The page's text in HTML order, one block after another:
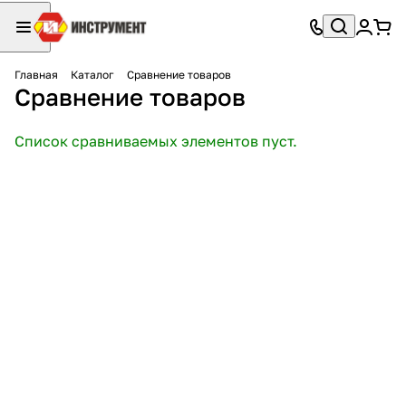
Главная Каталог Сравнение товаров
Сравнение товаров
Список сравниваемых элементов пуст.